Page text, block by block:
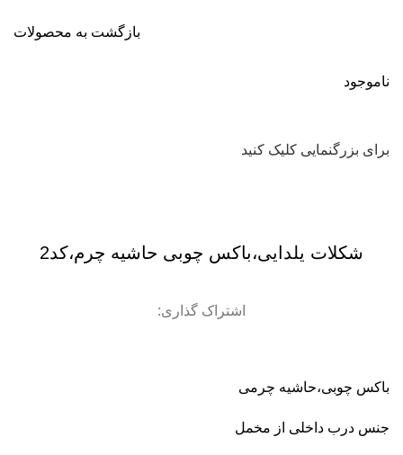
بازگشت به محصولات
ناموجود
برای بزرگنمایی کلیک کنید
شکلات یلدایی،باکس چوبی حاشیه چرم،کد2
اشتراک گذاری:
باکس چوبی،حاشیه چرمی
جنس درب داخلی از مخمل